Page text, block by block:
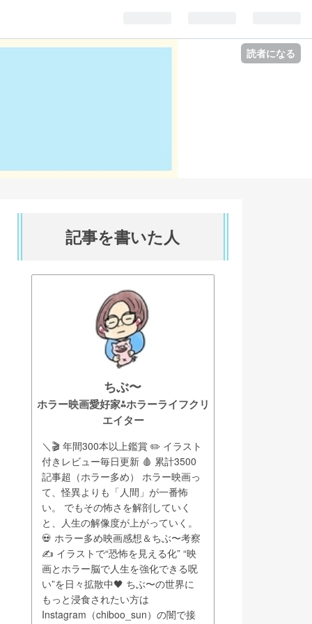
読者になる
記事を書いた人
ちぶ〜
ホラー映画愛好家⁂ホラーライフクリ
エイター
＼🎬 年間300本以上鑑賞 ✏️ イラスト
付きレビュー毎日更新 🩸 累計3500
記事超（ホラー多め） ホラー映画っ
て、怪異よりも「人間」が一番怖
い。 でもその怖さを解剖していく
と、人生の解像度が上がっていく。
💀 ホラー多め映画感想＆ちぶ〜考察
✍️ イラストで“恐怖を見える化” “映
画とホラー脳で人生を強化できる呪
い”を日々拡散中🖤 ちぶ〜の世界に
もっと浸食されたい方は
Instagram（chiboo_sun）の闇で接